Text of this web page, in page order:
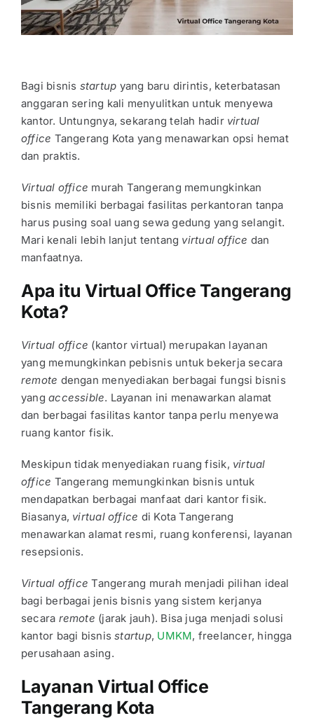
Bagi bisnis startup yang baru dirintis, keterbatasan
anggaran sering kali menyulitkan untuk menyewa
kantor. Untungnya, sekarang telah hadir virtual
office Tangerang Kota yang menawarkan opsi hemat
dan praktis.
Virtual office murah Tangerang memungkinkan
bisnis memiliki berbagai fasilitas perkantoran tanpa
harus pusing soal uang sewa gedung yang selangit.
Mari kenali lebih lanjut tentang virtual office dan
manfaatnya.
Apa itu Virtual Office Tangerang
Kota?
Virtual office (kantor virtual) merupakan layanan
yang memungkinkan pebisnis untuk bekerja secara
remote dengan menyediakan berbagai fungsi bisnis
yangaccessible. Layanan ini menawarkan alamat
dan berbagai fasilitas kantor tanpa perlu menyewa
ruang kantor fisik.
Meskipun tidak menyediakan ruang fisik, virtual
office Tangerang memungkinkan bisnis untuk
mendapatkan berbagai manfaat dari kantor fisik.
Biasanya, virtual office di Kota Tangerang
menawarkan alamat resmi, ruang konferensi, layanan
resepsionis.
Virtual officeTangerang murah menjadi pilihan ideal
bagi berbagai jenis bisnis yang sistem kerjanya
secara remote (jarak jauh). Bisa juga menjadi solusi
kantor bagi bisnisstartup, UMKM, freelancer, hingga
perusahaan asing.
Layanan Virtual Office
Tangerang Kota